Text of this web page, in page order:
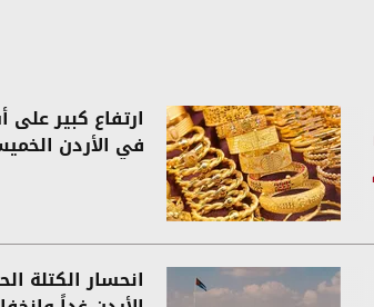
ارتفاع كبير
في الأردن
انحسار الكتلة